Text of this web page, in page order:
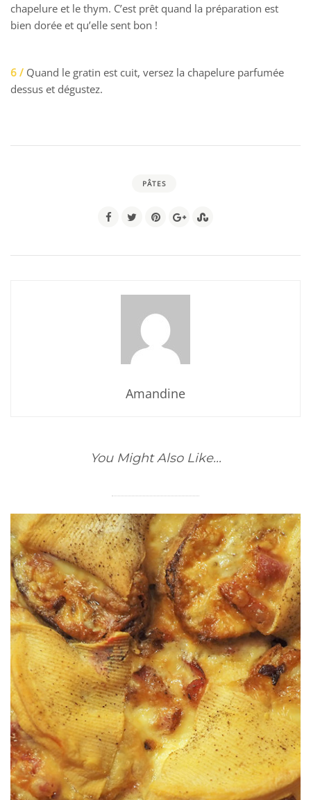
chapelure et le thym. C’est prêt quand la préparation est
bien dorée et qu’elle sent bon !
6 / Quand le gratin est cuit, versez la chapelure parfumée
dessus et dégustez.
PÂTES
Amandine
You Might Also Like...